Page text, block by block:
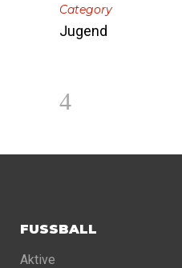
Category
Jugend
FUSSBALL
Aktive